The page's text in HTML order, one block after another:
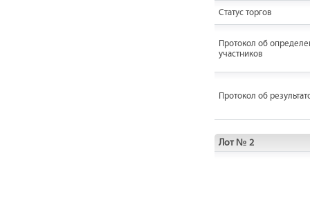
Статус торгов
Протокол об
участников
Протокол об
Лот № 2